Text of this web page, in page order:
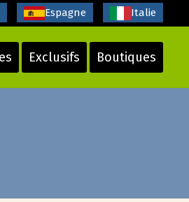
Exclusifs Boutiques
Espagne Italie